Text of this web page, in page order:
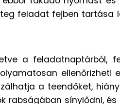
feladat fejben tartása
a feladatnaptárból,
ellenőrizheti
a teendőket,
rabságában sínylődni,